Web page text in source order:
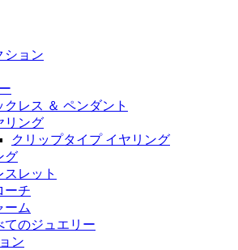
ション
クレス ＆ ペンダント
リング
クリップタイプ イヤリング
グ
スレット
ーチ
ーム
てのジュエリー
ン